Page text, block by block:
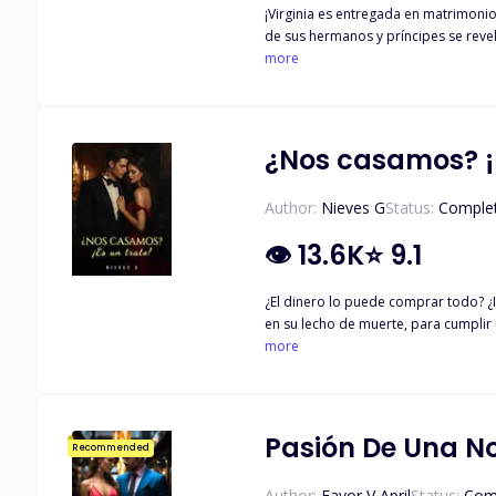
¡Virginia es entregada en matrimonio político al Rey enemigo! Justo cuando Virginia Wiztan creía que la
de sus hermanos y príncipes se revela causando una guerra
more
¿Nos casamos?
Author: Nieves GStatus:
👁13.6K⭐ 9.1
¿El dinero lo puede comprar todo?
en su lecho de muerte, para
por su nueva novia y simular un
despertar verdaderos sentimientos
¿Será capaz el amor de vencer las
more
Recommended Pasión De Una